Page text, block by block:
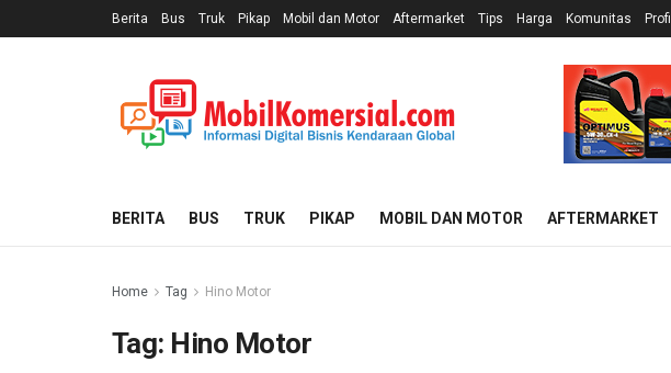
Berita Bus Truk Pikap Mobil dan Motor Aftermarket Tips Harga Komunitas Profil
BERITA BUS TRUK PIKAP MOBIL DAN MOTOR AFTERMARKET
Home Tag Hino Motor
Tag: Hino Motor